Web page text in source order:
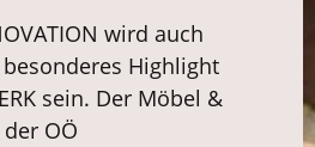
wird auch
Highlight
sein. Der Möbel &
OÖ